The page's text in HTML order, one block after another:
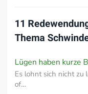
11
Thema
Lügen haben kurze
Es lohnt sich nicht
of…